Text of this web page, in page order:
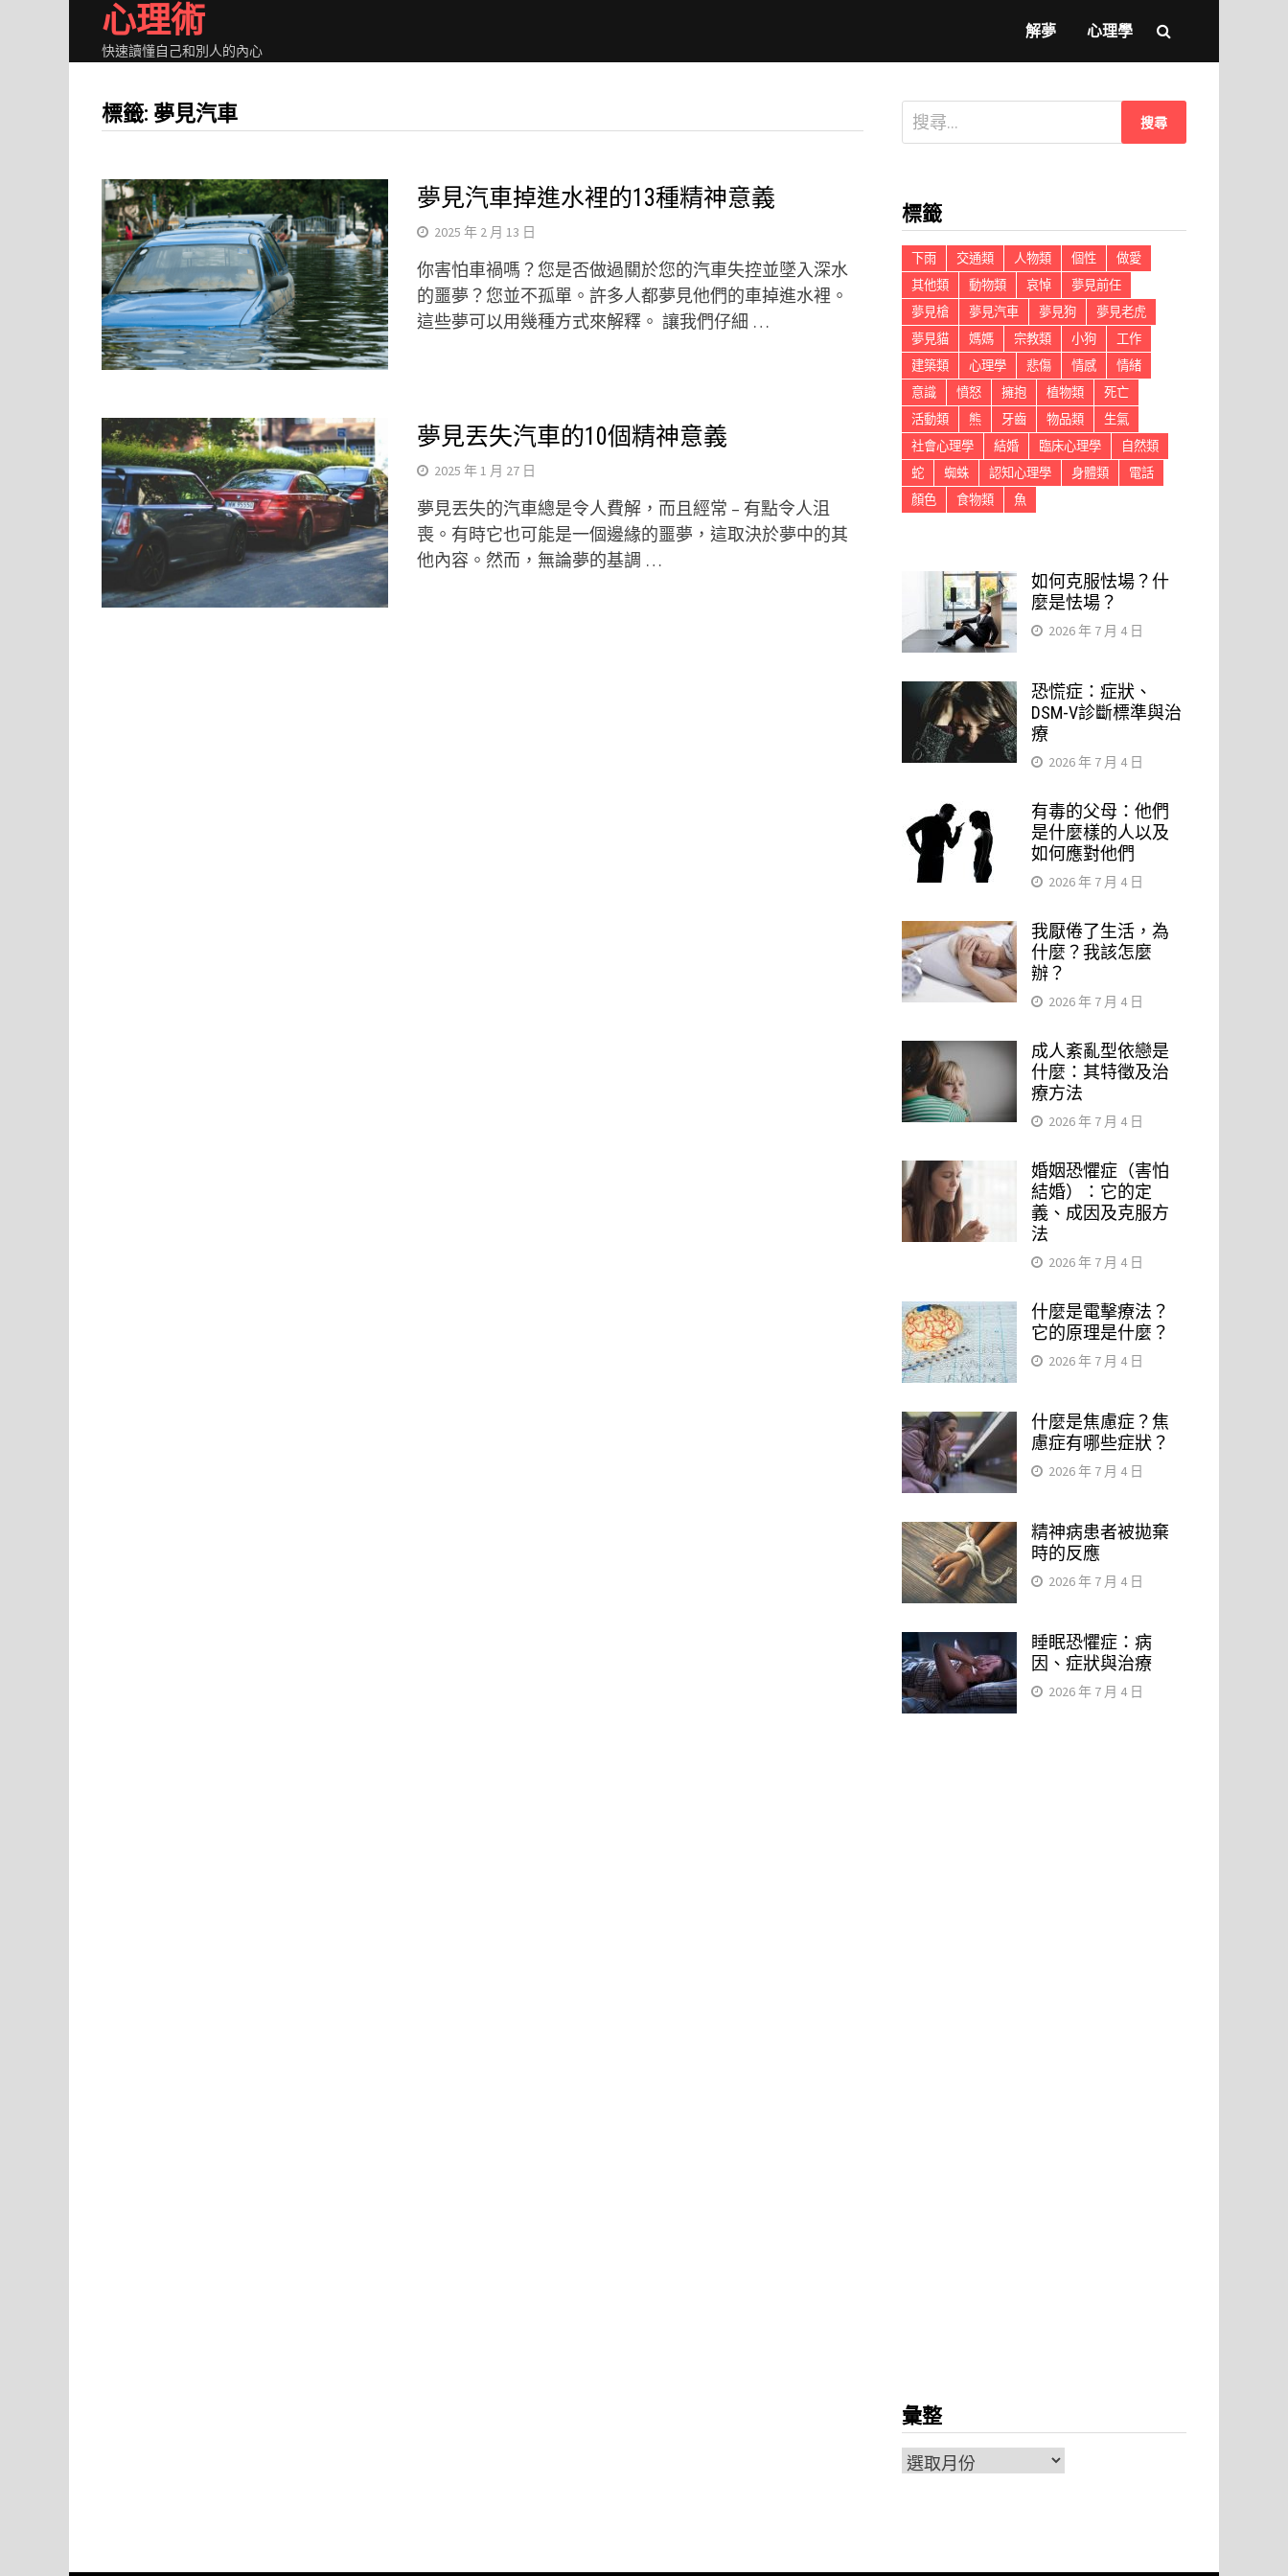
content
心理術
快速讀懂自己和別人的內心
解夢 心理學
標籤: 夢見汽車
夢見汽車掉進水裡的13種精神意義
2025 年 2 月 13 日
你害怕車禍嗎？您是否做過關於您的汽車失控並墜入深水
的噩夢？您並不孤單。許多人都夢見他們的車掉進水裡。
這些夢可以用幾種方式來解釋。 讓我們仔細 …
夢見丟失汽車的10個精神意義
2025 年 1 月 27 日
夢見丟失的汽車總是令人費解，而且經常 – 有點令人沮
喪。有時它也可能是一個邊緣的噩夢，這取決於夢中的其
他內容。然而，無論夢的基調 …
搜
尋
字:
標籤
下雨 交通類 人物類 個性
做愛
其他類
動物類 哀悼
夢見前任
夢見槍
夢見汽車 夢見狗
夢見老虎
夢見貓
媽媽 宗教類 小狗
工作
建築類
心理學 悲傷 情感
情緒
意識
憤怒 擁抱 植物類
死亡
活動類
熊 牙齒 物品類
生氣
社會心理學
結婚 臨床心理學
自然類
蛇
蜘蛛 認知心理學 身體類
電話
顏色
食物類 魚
如何克服怯場？什
麼是怯場？
2026 年 7 月 4 日
恐慌症：症狀、
DSM-V診斷標準與治
療
2026 年 7 月 4 日
有毒的父母：他們
是什麼樣的人以及
如何應對他們
2026 年 7 月 4 日
我厭倦了生活，為
什麼？我該怎麼
辦？
2026 年 7 月 4 日
成人紊亂型依戀是
什麼：其特徵及治
療方法
2026 年 7 月 4 日
婚姻恐懼症（害怕
結婚）：它的定
義、成因及克服方
法
2026 年 7 月 4 日
什麼是電擊療法？
它的原理是什麼？
2026 年 7 月 4 日
什麼是焦慮症？焦
慮症有哪些症狀？
2026 年 7 月 4 日
精神病患者被拋棄
時的反應
2026 年 7 月 4 日
睡眠恐懼症：病
因、症狀與治療
2026 年 7 月 4 日
彙整
彙